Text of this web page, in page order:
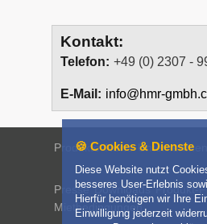
Kontakt:
Telefon: +49 (0) 2307 -
E-Mail: info@hmr-
Produkte News Unternehmen
Presse Downloads Produkt-
Mietbedingungen
🍪 Cookies & Dienste
Diese Website nutzt
besseres User-Erlebnis
Hierfür benötigen wir Ihre
Einwilligung jederzeit